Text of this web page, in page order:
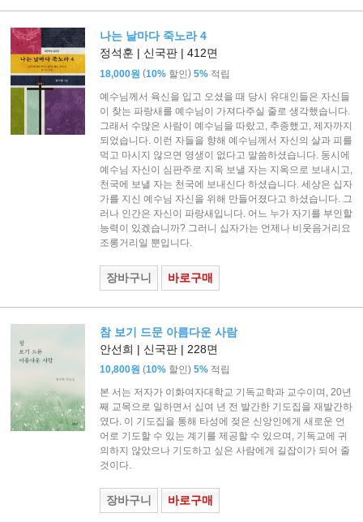
나는 날마다 죽노라 4
정석훈 | 신국판 | 412면
18,000원 (10% 할인) 5% 적립
예수님께서 육신을 입고 오셨을 때 당시 유대인들은 자신들
이 찾는 파랑새를 예수님이 가져다주실 줄로 생각했습니다.
그래서 수많은 사람이 예수님을 따랐고, 추종했고, 제자까지
되었습니다. 이런 자들을 향해 예수님께서 자신의 살과 피를
먹고 마시지 않으면 영생이 없다고 말씀하셨습니다. 동시에
예수님 자신이 심판주로 지옥 보낼 자는 지옥으로 보내시고,
천국에 보낼 자는 천국에 보내신다 하셨습니다. 세상은 십자
가를 지신 예수님 자신을 위해 만들어졌다고 하셨습니다. 그
러나 인간은 자신이 파랑새입니다. 어느 누가 자기를 부인할
능력이 있겠습니까? 그러니 십자가는 언제나 비웃음거리요
조롱거리일 뿐입니다.
장바구니 바로구매
참 보기 드문 아름다운 사람
안선희 | 신국판 | 228면
10,800원 (10% 할인) 5% 적립
본 서는 저자가 이화여자대학교 기독교학과 교수이며, 20년
째 교목으로 일하면서 십여 년 전 발간한 기도집을 재발간하
였다. 이 기도집을 통해 타성에 젖은 신앙인에게 새로운 언
어로 기도할 수 있는 계기를 제공할 수 있으며, 기독교에 귀
의하지 않았으나 기도하고 싶은 사람에게 길잡이가 되어 줄
것이다.
장바구니 바로구매